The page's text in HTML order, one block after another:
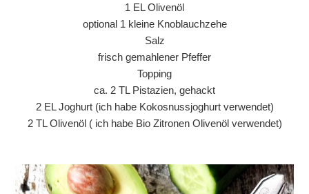
1 EL Olivenöl
optional 1 kleine Knoblauchzehe
Salz
frisch gemahlener Pfeffer
Topping
ca. 2 TL Pistazien, gehackt
2 EL Joghurt (ich habe Kokosnussjoghurt verwendet)
2 TL Olivenöl ( ich habe Bio Zitronen Olivenöl verwendet)